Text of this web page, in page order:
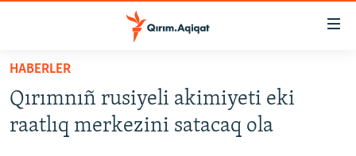
Esas
qaytmaq
Baş
navigatsiyağa
SİYASET
İQTİSADİYAT
HABERLER
Qırımnıñ rusiyeli akimiyeti eki
raatlıq merkezini satacaq ola